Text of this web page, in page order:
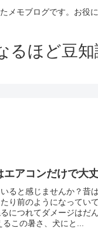
メモブログです。お役
るほど豆知
アコンだけで大
ると感じませんか？昔
り前のようになってい
につれてダメージはだ
この暑さ、犬にと...